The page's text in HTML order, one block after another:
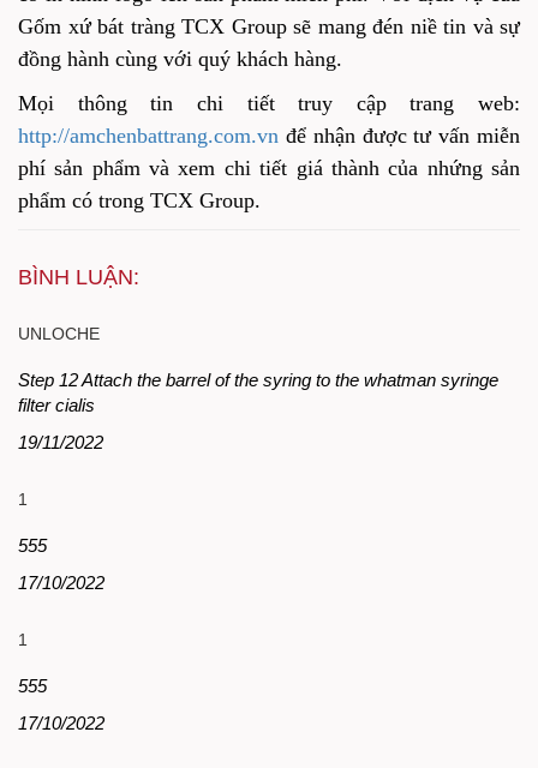
Gốm xứ bát tràng TCX Group sẽ mang đén niề tin và sự
đồng hành cùng với quý khách hàng.
Mọi thông tin chi tiết truy cập trang web:
http://amchenbattrang.com.vn để nhận được tư vấn miễn
phí sản phẩm và xem chi tiết giá thành của nhứng sản
phẩm có trong TCX Group.
BÌNH LUẬN:
UNLOCHE
Step 12 Attach the barrel of the syring to the whatman syringe
filter cialis
19/11/2022
1
555
17/10/2022
1
555
17/10/2022